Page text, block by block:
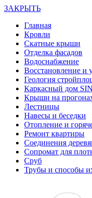
ЗАКРЫТЬ
Главная
Кровли
Скатные крыши
Отделка фасадов
Водоснабжение
Восстановление и
Геология
Каркасный дом
Крыши на
Лестницы
Навесы и беседки
Отопление и
Ремонт квартиры
Соединения
Сопромат для
Сруб
Трубы и способы